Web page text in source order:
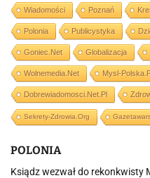
Wiadomości Poznań
Polonia Publicystyka
Goniec.net Globalizacja
Wolnemedia.net Mysl-
Dobrewiadomosci.net.pl
Sekrety-Zdrowia.org
POLONIA
Ksiądz wezwał do rekonkwisty